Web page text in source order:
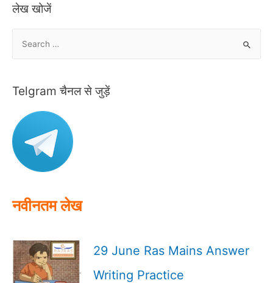
लेख खोजें
r
f
o
Telgram चैनल से जुड़ें
नवीनतम लेख
29 June Ras Mains Answer
Writing Practice